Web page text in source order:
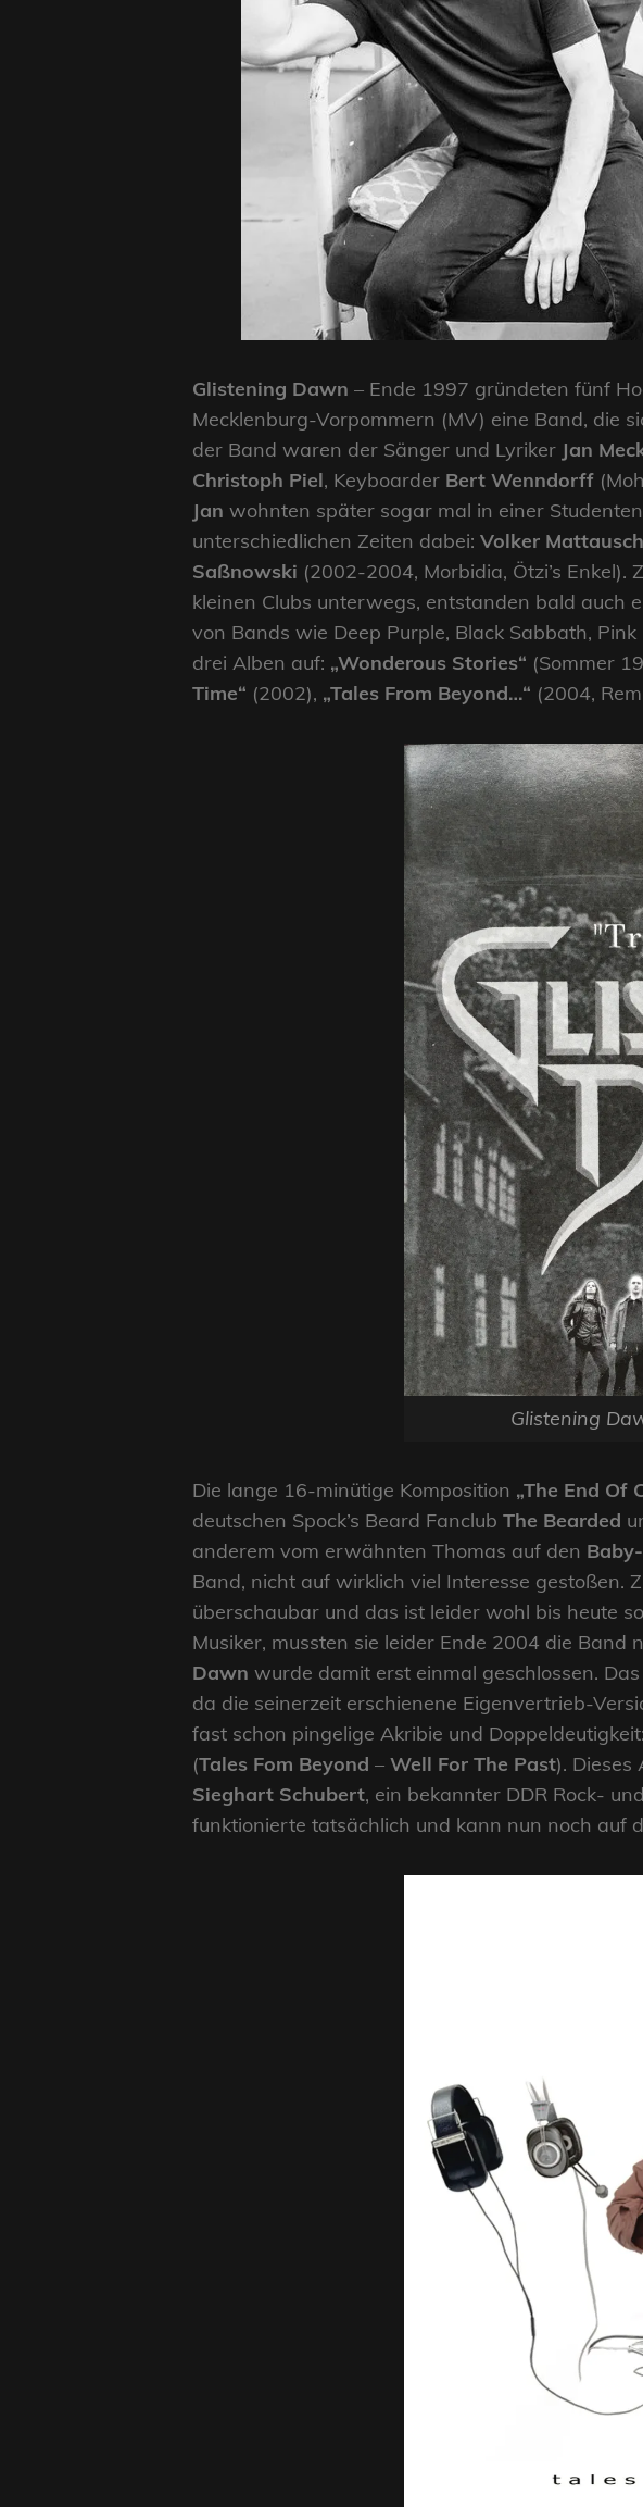
Glistening Dawn – Ende 1997 gründeten fünf
Mecklenburg-Vorpommern (MV) eine Band, die
der Band waren der Sänger und Lyriker Jan
Christoph Piel, Keyboarder Bert Wenndorff
Jan wohnten später sogar mal in einer
unterschiedlichen Zeiten dabei: Volker Mattausch
Saßnowski (2002-2004, Morbidia, Ötzi’s
kleinen Clubs unterwegs, entstanden bald auch
von Bands wie Deep Purple, Black Sabbath,
drei Alben auf: „Wonderous Stories“ (Sommer
Time“ (2002), „Tales From Beyond…“ (2004,
Glistening
Die lange 16-minütige Komposition „The End Of
deutschen Spock’s Beard Fanclub The Bearded
anderem vom erwähnten Thomas auf den
Band, nicht auf wirklich viel Interesse gestoßen.
überschaubar und das ist leider wohl bis heute
Musiker, mussten sie leider Ende 2004 die
Dawn wurde damit erst einmal geschlossen.
da die seinerzeit erschienene Eigenvertrieb-
fast schon pingelige Akribie und
(Tales Fom Beyond – Well For The Past).
Sieghart Schubert, ein bekannter DDR Rock-
funktionierte tatsächlich und kann nun noch auf